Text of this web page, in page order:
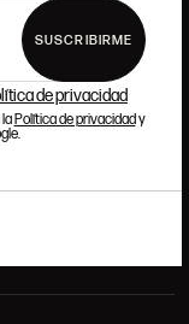
SUSCRIBIRME
de privacidad
Política de privacidady